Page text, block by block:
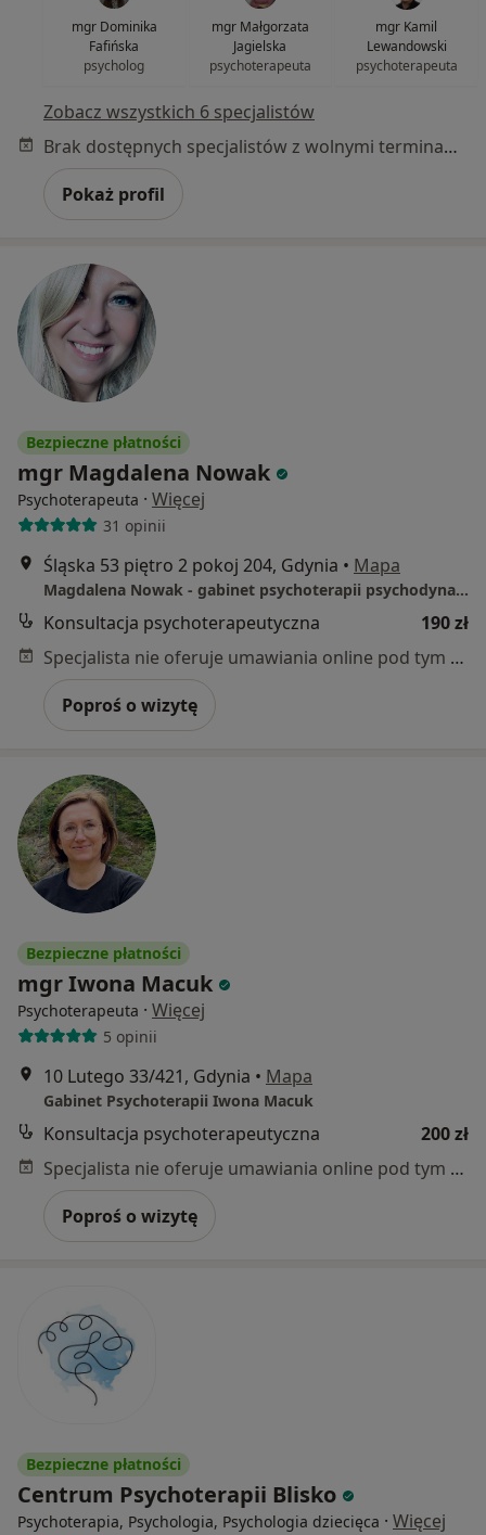
mgr Dominika
Fafińska
psycholog
mgr Małgorzata
Jagielska
psychoterapeuta
mgr Kamil
Lewandowski
psychoterapeuta
Zobacz wszystkich 6 specjalistów
Brak dostępnych specjalistów z wolnymi terminami w tym centrum medycznym.
Pokaż profil
Bezpieczne płatności
mgr Magdalena Nowak
Psychoterapeuta · Więcej
31 opinii
Śląska 53 piętro 2 pokoj 204, Gdynia • Mapa
Magdalena Nowak - gabinet psychoterapii psychodynamicznej
Konsultacja psychoterapeutyczna
190 zł
Specjalista nie oferuje umawiania online pod tym adresem.
Poproś o wizytę
Bezpieczne płatności
mgr Iwona Macuk
Psychoterapeuta · Więcej
5 opinii
10 Lutego 33/421, Gdynia • Mapa
Gabinet Psychoterapii Iwona Macuk
Konsultacja psychoterapeutyczna
200 zł
Specjalista nie oferuje umawiania online pod tym adresem.
Poproś o wizytę
Bezpieczne płatności
Centrum Psychoterapii Blisko
Psychoterapia, Psychologia, Psychologia dziecięca · Więcej